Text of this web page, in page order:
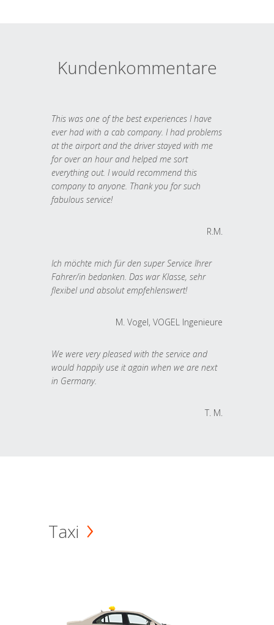
Kundenkommentare
This was one of the best experiences I have
ever had with a cab company. I had problems
at the airport and the driver stayed with me
for over an hour and helped me sort
everything out. I would recommend this
company to anyone. Thank you for such
fabulous service!
R.M.
Ich möchte mich für den super Service Ihrer
Fahrer/in bedanken. Das war Klasse, sehr
flexibel und absolut empfehlenswert!
M. Vogel, VOGEL Ingenieure
We were very pleased with the service and
would happily use it again when we are next
in Germany.
T. M.
Taxi